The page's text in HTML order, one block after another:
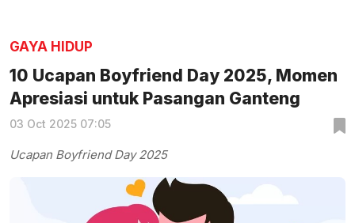
GAYA HIDUP
10 Ucapan Boyfriend Day 2025, Momen
Apresiasi untuk Pasangan Ganteng
03 Oct 2025 07:05
Ucapan Boyfriend Day 2025